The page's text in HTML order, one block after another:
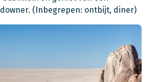
(Inbegrepen: ontbijt, diner)